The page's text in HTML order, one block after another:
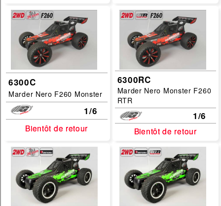
FG
Categories :
voiture
Sous Categories :
grosses-roues
truck-truggy
buggy-TT
Echelles :
1/10
1/5
1/6
6300C
Marder Nero F260 Monster
1/6
Bientôt de retour
Bientôt de retour
6300RC
Marder Nero Monster F260
RTR
1/6
Bientôt de retour
Bientôt de retour